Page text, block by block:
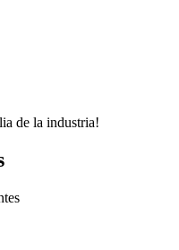
de la industria!